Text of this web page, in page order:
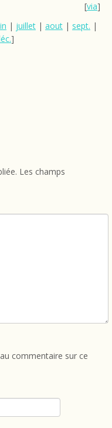
[via]
| juillet | aout | sept. |
]
Les champs
commentaire sur ce